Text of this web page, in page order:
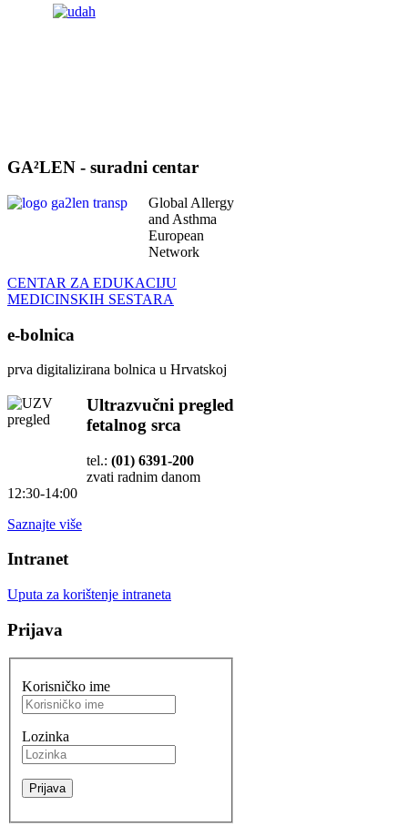
GA²LEN - suradni centar
Global Allergy
and Asthma
European
Network
CENTAR ZA EDUKACIJU
MEDICINSKIH SESTARA
e-bolnica
prva digitalizirana bolnica u Hrvatskoj
Ultrazvučni pregled
fetalnog srca
tel.: (01) 6391-200
zvati radnim danom
12:30-14:00
Saznajte više
Intranet
Uputa za korištenje intraneta
Prijava
Korisničko ime
Lozinka